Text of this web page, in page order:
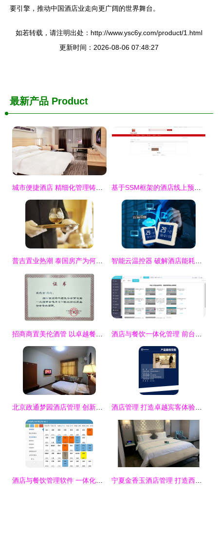
要引擎，推动中国酒店业走向更广阔的世界舞台。
如若转载，请注明出处：http://www.ysc6y.com/product/1.html
更新时间：2026-08-06 07:48:27
最新产品 Product